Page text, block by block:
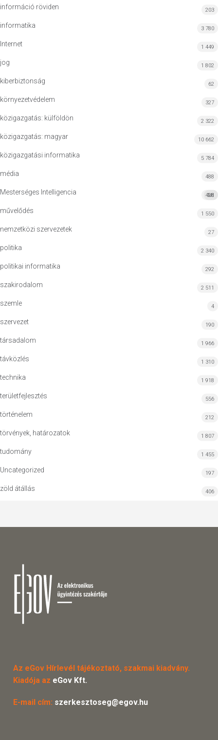
információ röviden 203
informatika 3 780
Internet 1 449
jog 1 802
kiberbiztonság 62
környezetvédelem 327
közigazgatás: külföldön 2 322
közigazgatás: magyar 10 662
közigazgatási informatika 5 784
média 488
Mesterséges Intelligencia MI
428
művelődés 1 550
nemzetközi szervezetek 27
politika 2 340
politikai informatika 292
szakirodalom 2 511
szemle 4
szervezet 190
társadalom 1 966
távközlés 1 310
technika 1 918
területfejlesztés 556
történelem 212
törvények, határozatok 1 807
tudomány 1 455
Uncategorized 197
zöld átállás 406
Az eGov Hírlevél tájékoztató, szakmai kiadvány.
Kiadója az eGov Kft.
E-mail cím: szerkesztoseg@egov.hu